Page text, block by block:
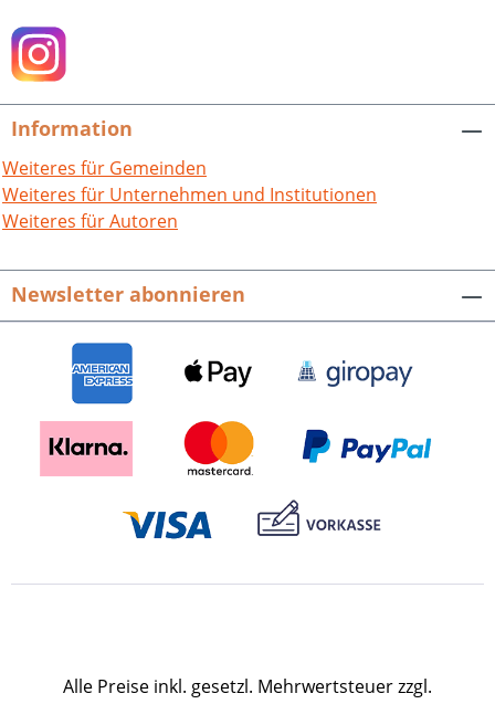
abwechslungsreichen Routen durch
Wälder und Dörfer, an Bachläufen
entlang und über Streuobstwiesen.
Dabei schildern sie, je nach Fachgebiet
Vorlieben, die Besonderheiten ihrer
jeweiligen „Natur-Tour“, wodurch ein
facettenreiches Portrait der ebenso
schönen wie vielseitigen Landschaft des
Schwäbischen Waldes entsteht.
Naturschutz-Spectrum. Gebiete. Bd. 29.
Hrsg. von der LUBW Landesanstalt für
Umwelt Baden-Württemberg. 252 S. mit
Klappbroschur. 2007. ISBN 978-3-89735-
507-1. EUR 14,90.
Information
Weiteres für Gemeinden
Weiteres für Unternehmen und Institutionen
Weiteres für Autoren
Newsletter abonnieren
Alle Preise inkl. gesetzl. Mehrwertsteuer zzgl.